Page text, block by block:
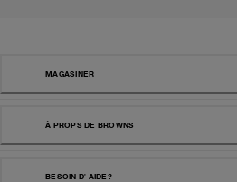
MAGASINER
À PROPS DE BROWNS
BESOIN D' AIDE?